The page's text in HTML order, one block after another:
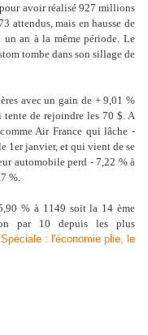
avoir réalisé 927 millions
attendus, mais en hausse de
an à la même période. Le
tombe dans son sillage de
avec un gain de + 9,01 %
de rejoindre les 70 $. A
Air France qui lâche -
1er janvier, et qui vient de se
automobile perd - 7,22 % à
%.
% à 1149 soit la 14 ème
par 10 depuis les plus
: l'économie plie, le